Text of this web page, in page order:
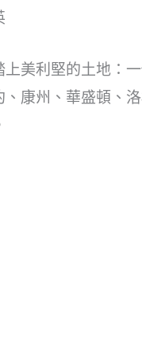
上美利堅的土地：
、康州、華盛頓、